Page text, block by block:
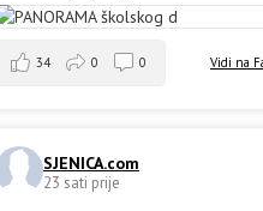
Vidi na
34 0 0
SJENICA.com
23 sati prije